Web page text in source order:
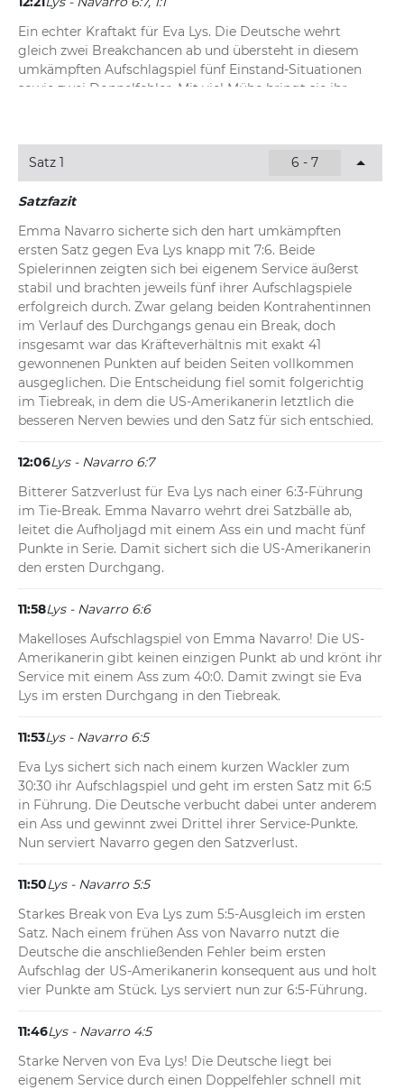
Ein echter Kraftakt für Eva Lys. Die Deutsche wehrt
gleich zwei Breakchancen ab und übersteht in diesem
umkämpften Aufschlagspiel fünf Einstand-Situationen
sowie zwei Doppelfehler. Mit viel Mühe bringt sie ihr
12:11Lys - Navarro 6:7, 0:1
Emma Navarro startet souverän in den zweiten
Durchgang und bringt ihr Aufschlagspiel mühelos durch.
Amerikanerin Lys beim Return kaum eine Chance.
Schnelles 1:0 im zweiten Satz.
Satz 1 6 - 7
Satzfazit
Emma Navarro sicherte sich den hart umkämpften
ersten Satz gegen Eva Lys knapp mit 7:6. Beide
Spielerinnen zeigten sich bei eigenem Service äußerst
stabil und brachten jeweils fünf ihrer Aufschlagspiele
erfolgreich durch. Zwar gelang beiden Kontrahentinnen
im Verlauf des Durchgangs genau ein Break, doch
insgesamt war das Kräfteverhältnis mit exakt 41
gewonnenen Punkten auf beiden Seiten vollkommen
ausgeglichen. Die Entscheidung fiel somit folgerichtig
im Tiebreak, in dem die US-Amerikanerin letztlich die
besseren Nerven bewies und den Satz für sich entschied.
12:06Lys - Navarro 6:7
Bitterer Satzverlust für Eva Lys nach einer 6:3-Führung
im Tie-Break. Emma Navarro wehrt drei Satzbälle ab,
leitet die Aufholjagd mit einem Ass ein und macht fünf
Punkte in Serie. Damit sichert sich die US-Amerikanerin
den ersten Durchgang.
11:58Lys - Navarro 6:6
Makelloses Aufschlagspiel von Emma Navarro! Die US-
Amerikanerin gibt keinen einzigen Punkt ab und krönt ihr
Service mit einem Ass zum 40:0. Damit zwingt sie Eva
Lys im ersten Durchgang in den Tiebreak.
11:53Lys - Navarro 6:5
Eva Lys sichert sich nach einem kurzen Wackler zum
30:30 ihr Aufschlagspiel und geht im ersten Satz mit 6:5
in Führung. Die Deutsche verbucht dabei unter anderem
ein Ass und gewinnt zwei Drittel ihrer Service-Punkte.
Nun serviert Navarro gegen den Satzverlust.
11:50Lys - Navarro 5:5
Starkes Break von Eva Lys zum 5:5-Ausgleich im ersten
Satz. Nach einem frühen Ass von Navarro nutzt die
Deutsche die anschließenden Fehler beim ersten
Aufschlag der US-Amerikanerin konsequent aus und holt
vier Punkte am Stück. Lys serviert nun zur 6:5-Führung.
11:46Lys - Navarro 4:5
Starke Nerven von Eva Lys! Die Deutsche liegt bei
eigenem Service durch einen Doppelfehler schnell mit